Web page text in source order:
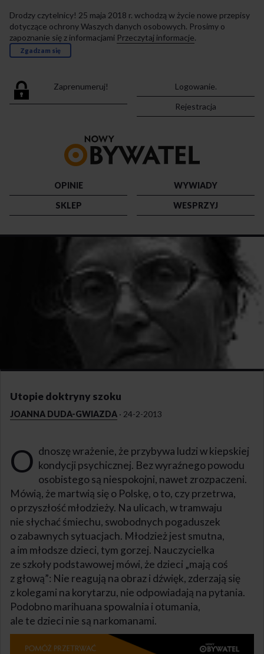
Drodzy czytelnicy! 25 maja 2018 r. wchodzą w życie nowe przepisy
dotyczące ochrony Waszych danych osobowych. Prosimy o
zapoznanie się z informacjami Przeczytaj informacje.
Zgadzam się
Zaprenumeruj!
Logowanie.
Rejestracja
strony
OPINIE
WYWIADY
SKLEP
WESPRZYJ
Utopie doktryny szoku
JOANNA DUDA-GWIAZDA · 24-2-2013
O dnoszę wrażenie, że przybywa ludzi w kiepskiej
kondycji psychicznej. Bez wyraźnego powodu
osobistego są niespokojni, nawet zrozpaczeni.
Mówią, że martwią się o Polskę, o to, czy przetrwa,
o przyszłość młodzieży. Na ulicach, w tramwaju
nie słychać śmiechu, swobodnych pogaduszek
o zabawnych sytuacjach. Młodzież jest smutna,
a im młodsze dzieci, tym gorzej. Nauczycielka
ze szkoły podstawowej mówi, że dzieci „mają coś
z głową”: Nie reagują na obraz i dźwięk, zderzają się
z kolegami na korytarzu, nie odpowiadają na pytania.
Podobno marihuana spowalnia i otumania,
ale te dzieci nie są narkomanami.